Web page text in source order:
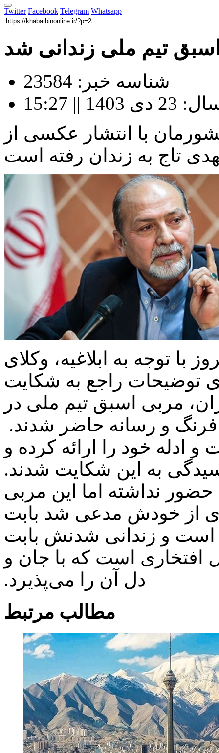
Twitter Facebook Telegram Whatsapp
تیم ملی زندانی شد
شناسه خبر: 23584
|| 15:27
با انتشار عکسی از
با توجه به ابلاغیه، وکلای
توضیحات راجع به شکایت
مربی اسبق تیم ملی در
ادله خود را ارائه کرده و
به این شکایت شدند.
حضور نداشته اما این مربی
از خودش مدعی شد بابت
است و زندانی شدنش بابت
افتخاری است که با جان و
دل آن را می‌پذیرد.
مطالب مرتبط